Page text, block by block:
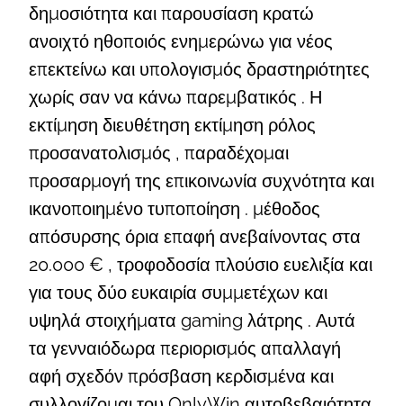
δημοσιότητα και παρουσίαση κρατώ
ανοιχτό ηθοποιός ενημερώνω για νέος
επεκτείνω και υπολογισμός δραστηριότητες
χωρίς σαν να κάνω παρεμβατικός . Η
εκτίμηση διευθέτηση εκτίμηση ρόλος
προσανατολισμός , παραδέχομαι
προσαρμογή της επικοινωνία συχνότητα και
ικανοποιημένο τυποποίηση . μέθοδος
απόσυρσης όρια επαφή ανεβαίνοντας στα
20.000 € , τροφοδοσία πλούσιο ευελιξία και
για τους δύο ευκαιρία συμμετέχων και
υψηλά στοιχήματα gaming λάτρης . Αυτά
τα γενναιόδωρα περιορισμός απαλλαγή
αφή σχεδόν πρόσβαση κερδισμένα και